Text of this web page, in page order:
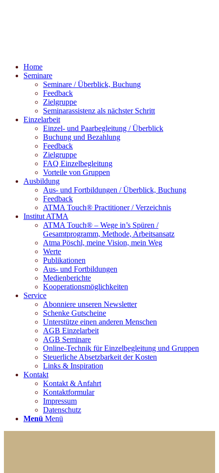
Home
Seminare
Seminare / Überblick, Buchung
Feedback
Zielgruppe
Seminarassistenz als nächster Schritt
Einzelarbeit
Einzel- und Paarbegleitung / Überblick
Buchung und Bezahlung
Feedback
Zielgruppe
FAQ Einzelbegleitung
Vorteile von Gruppen
Ausbildung
Aus- und Fortbildungen / Überblick, Buchung
Feedback
ATMA Touch® Practitioner / Verzeichnis
Institut ATMA
ATMA Touch® – Wege in’s Spüren /
Gesamtprogramm, Methode, Arbeitsansatz
Atma Pöschl, meine Vision, mein Weg
Werte
Publikationen
Aus- und Fortbildungen
Medienberichte
Kooperationsmöglichkeiten
Service
Abonniere unseren Newsletter
Schenke Gutscheine
Unterstütze einen anderen Menschen
AGB Einzelarbeit
AGB Seminare
Online-Technik für Einzelbegleitung und Gruppen
Steuerliche Absetzbarkeit der Kosten
Links & Inspiration
Kontakt
Kontakt & Anfahrt
Kontaktformular
Impressum
Datenschutz
Menü Menü